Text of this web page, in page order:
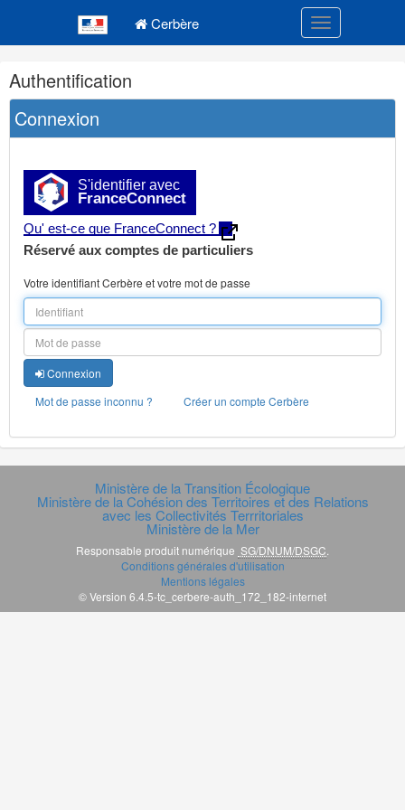
Cerbère Toggle
Navigation
et
outils
annexes
Authentification
Connexion
S'identifier avec
FranceConnect
Qu' est-ce que FranceConnect ?
Réservé aux comptes de particuliers
Votre identifiant Cerbère et votre mot de passe
Connexion
Mot de passe inconnu ?
Créer un compte Cerbère
Ministère de la Transition Écologique
Ministère de la Cohésion des Territoires et des Relations
avec les Collectivités Terrritoriales
Ministère de la Mer
Responsable produit numérique SG/DNUM/DSGC.
Conditions générales d'utilisation
Mentions légales
© Version 6.4.5-tc_cerbere-auth_172_182-internet